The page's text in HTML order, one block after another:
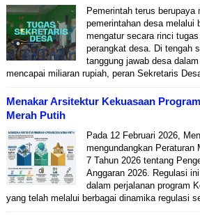
Pemerintah terus
pemerintahan desa melalui
mengatur secara rinci
perangkat desa. Di tengah
tanggung jawab desa
mencapai miliaran rupiah, peran Sekretaris
Menakar Arsitektur Kekuasaan
Merah Putih
Pada 12 Februari 2026,
mengundangkan Peraturan
7 Tahun 2026 tentang
Anggaran 2026. Regulasi
dalam perjalanan program
yang telah melalui berbagai dinamika regulasi